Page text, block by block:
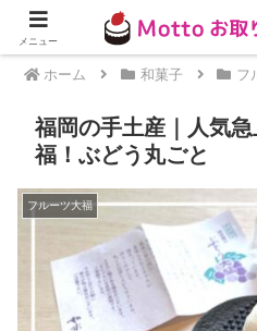
ホーム 和菓子 フ
福岡の手土産｜人気
福！ぶどう丸ごと
フルーツ大福
メニュー